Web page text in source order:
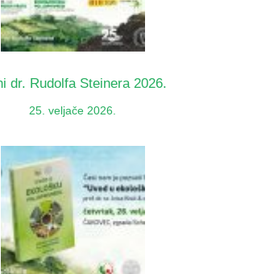
dr. Rudolfa Steinera 2026.
25. veljače 2026.